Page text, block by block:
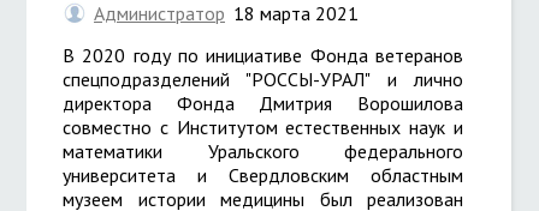
Администратор 18 марта 2021
В 2020 году по инициативе Фонда ветеранов
спецподразделений "РОССЫ-УРАЛ" и лично
директора Фонда Дмитрия Ворошилова
совместно с Институтом естественных наук и
математики Уральского федерального
университета и Свердловским областным
музеем истории медицины был реализован